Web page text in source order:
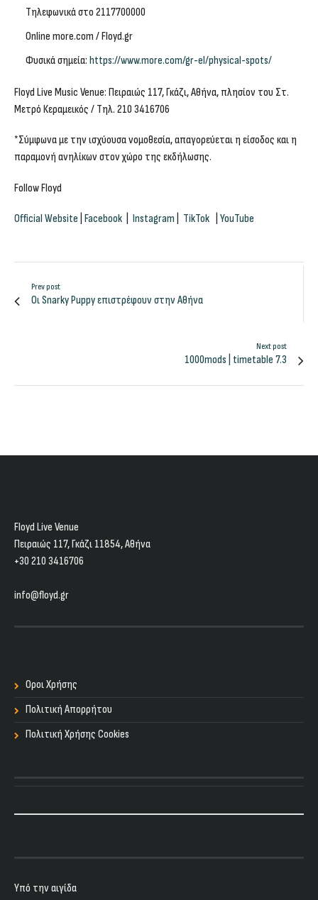
Τηλεφωνικά στο 2117700000
Online more.com / Floyd.gr
Φυσικά σημεία: https://www.more.com/gr-el/physical-spots/
Floyd Live Music Venue: Πειραιώς 117, Γκάζι, Αθήνα, πλησίον του Στ.
Μετρό Κεραμεικός / Τηλ. 210 3416706
*Σύμφωνα με την ισχύουσα νομοθεσία, απαγορεύεται η είσοδος και η
παραμονή ανηλίκων στον χώρο της εκδήλωσης.
Follow Floyd
Official Website Facebook Instagram TikTok YouTube
Prev post
Οι Snarky Puppy επιστρέφουν στην Αθήνα
Next post
1000mods | timetable 7.3
Floyd Live Venue
Πειραιώς 117, Γκάζι 11854, Aθήνα
+30 210 3416706
info@floyd.gr
Οροι Χρήσης
Πολιτική Απορρήτου
Πολιτική Χρήσης Cookies
Υπό την αιγίδα